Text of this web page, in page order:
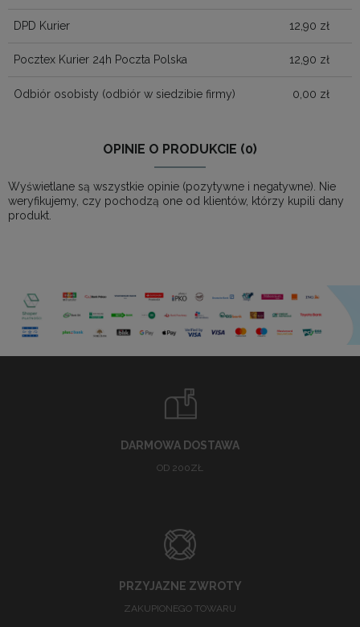
DPD Kurier 12,90 zł
Pocztex Kurier 24h Poczta Polska 12,90 zł
Odbiór osobisty (odbiór w siedzibie firmy) 0,00 zł
OPINIE O PRODUKCIE (0)
Wyświetlane są wszystkie opinie (pozytywne i negatywne). Nie
weryfikujemy, czy pochodzą one od klientów, którzy kupili dany
produkt.
DARMOWA DOSTAWA
OD 200ZŁ
PRZYJAZNE ZWROTY
ZAKUPIONEGO TOWARU